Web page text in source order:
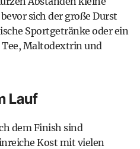
sich der große Durst
Sportgetränke oder ein
Maltodextrin und
Lauf
dem Finish sind
Kost mit vielen